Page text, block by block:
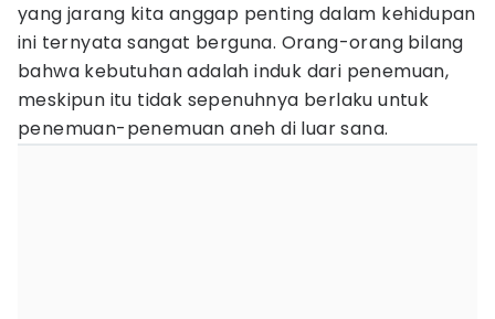
yang jarang kita anggap penting dalam kehidupan
ini ternyata sangat berguna. Orang-orang bilang
bahwa kebutuhan adalah induk dari penemuan,
meskipun itu tidak sepenuhnya berlaku untuk
penemuan-penemuan aneh di luar sana.